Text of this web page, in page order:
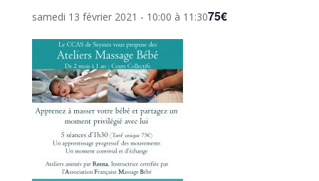
samedi 13 février 2021 - 10:00 à 11:3075€